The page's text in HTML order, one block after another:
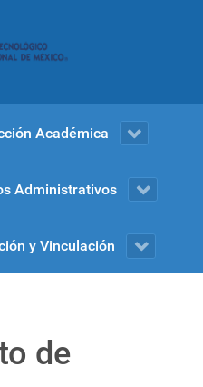
Académica
Administrativos
y Vinculación
de